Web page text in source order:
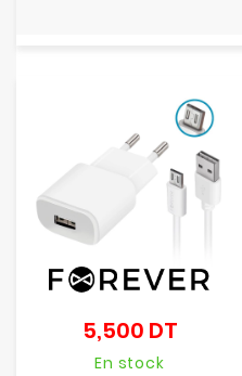
5,500 DTPrix
En stock